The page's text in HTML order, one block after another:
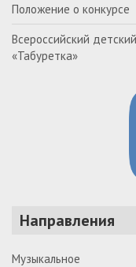
Положение о конкурсе
Всероссийский
«Табуретка»
Направления
Музыкальное